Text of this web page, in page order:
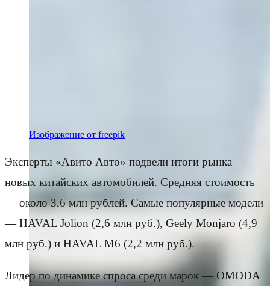
Изображение от freepik
Эксперты «Авито Авто» подвели итоги рынка
новых китайских автомобилей. Средняя стоимость
— около 3,6 млн рублей. Самые популярные модели
— HAVAL Jolion (2,6 млн руб.), Geely Monjaro (4,9
млн руб.) и HAVAL M6 (2,2 млн руб.).
Лидер по динамике спроса среди марок — OMODA